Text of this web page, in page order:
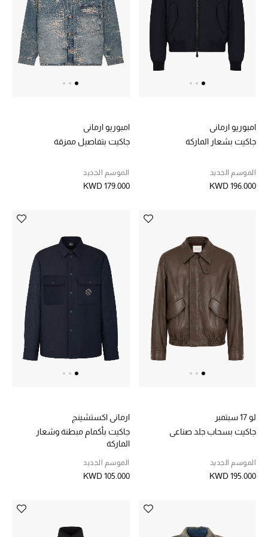
تسوقوا الآن
ما وصلنا حديثاً
النساء
أحذية النسائية
الرجال
الجمال
الأطفال
مستلزمات المنزل
امبوريو ارماني
جاكيت بشعار الماركة
الموسم الجديد
KWD 196.000
امبوريو ارماني
جاكيت بتفاصيل ممزقة
الموسم الجديد
KWD 179.000
لو 17 سبتمبر
جاكيت بسحاب جلد صناعي
الموسم الجديد
KWD 195.000
ارماني اكستشينج
جاكيت بأكمام مبطنة وشعار
الماركة
الموسم الجديد
KWD 105.000